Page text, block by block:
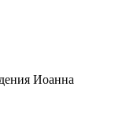
Иоанна